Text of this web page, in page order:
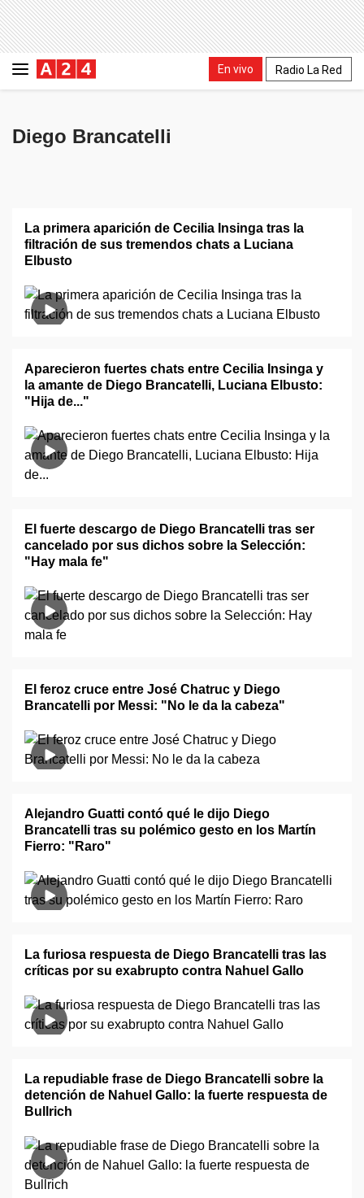
En vivo Radio La Red
Diego Brancatelli
La primera aparición de Cecilia Insinga tras la
filtración de sus tremendos chats a Luciana
Elbusto
Aparecieron fuertes chats entre Cecilia Insinga y
la amante de Diego Brancatelli, Luciana Elbusto:
"Hija de..."
El fuerte descargo de Diego Brancatelli tras ser
cancelado por sus dichos sobre la Selección:
"Hay mala fe"
El feroz cruce entre José Chatruc y Diego
Brancatelli por Messi: "No le da la cabeza"
Alejandro Guatti contó qué le dijo Diego
Brancatelli tras su polémico gesto en los Martín
Fierro: "Raro"
La furiosa respuesta de Diego Brancatelli tras las
críticas por su exabrupto contra Nahuel Gallo
La repudiable frase de Diego Brancatelli sobre la
detención de Nahuel Gallo: la fuerte respuesta de
Bullrich